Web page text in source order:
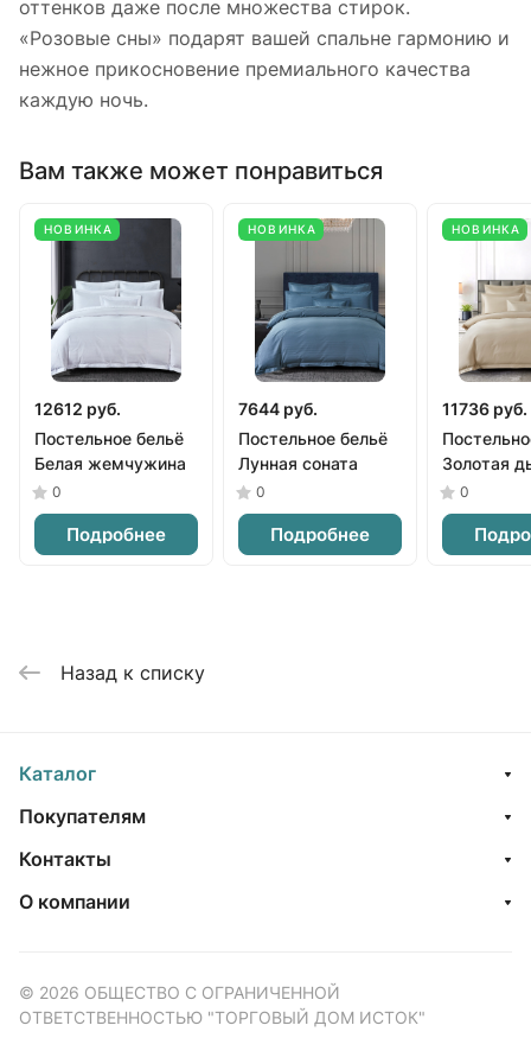
оттенков даже после множества стирок.
«Розовые сны» подарят вашей спальне гармонию и
нежное прикосновение премиального качества
каждую ночь.
Вам также может понравиться
НОВИНКА
12612 руб.
Постельное бельё
Белая жемчужина
0
Подробнее
НОВИНКА
7644 руб.
Постельное бельё
Лунная соната
0
Подробнее
НОВИНКА
11736 руб.
Золотая
0
Назад к списку
Каталог
Покупателям
Контакты
О компании
© 2026 ОБЩЕСТВО С ОГРАНИЧЕННОЙ
ОТВЕТСТВЕННОСТЬЮ "ТОРГОВЫЙ ДОМ ИСТОК"